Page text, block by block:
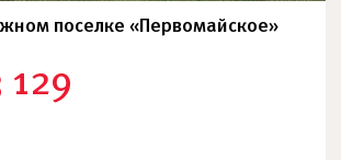
поселке «Первомайское»
129